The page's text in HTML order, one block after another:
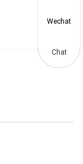
Wechat
Chat